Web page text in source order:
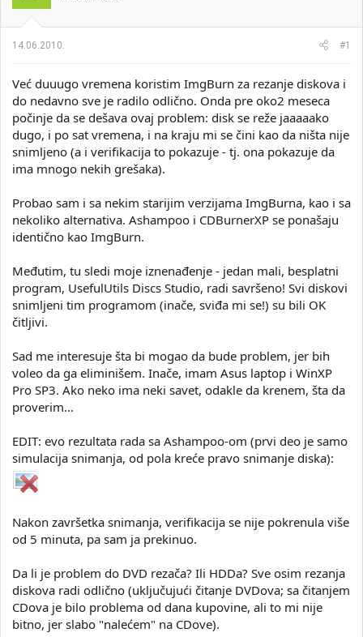
n
i
k
m
e
o
t
a
a
14.06.2010. #1
Već duuugo vremena koristim ImgBurn za rezanje diskova i
do nedavno sve je radilo odlično. Onda pre oko2 meseca
počinje da se dešava ovaj problem: disk se reže jaaaaako
dugo, i po sat vremena, i na kraju mi se čini kao da ništa nije
snimljeno (a i verifikacija to pokazuje - tj. ona pokazuje da
ima mnogo nekih grešaka).
Probao sam i sa nekim starijim verzijama ImgBurna, kao i sa
nekoliko alternativa. Ashampoo i CDBurnerXP se ponašaju
identično kao ImgBurn.
Međutim, tu sledi moje iznenađenje - jedan mali, besplatni
program, UsefulUtils Discs Studio, radi savršeno! Svi diskovi
snimljeni tim programom (inače, sviđa mi se!) su bili OK
čitljivi.
Sad me interesuje šta bi mogao da bude problem, jer bih
voleo da ga eliminišem. Inače, imam Asus laptop i WinXP
Pro SP3. Ako neko ima neki savet, odakle da krenem, šta da
proverim...
EDIT: evo rezultata rada sa Ashampoo-om (prvi deo je samo
simulacija snimanja, od pola kreće pravo snimanje diska):
Nakon završetka snimanja, verifikacija se nije pokrenula više
od 5 minuta, pa sam ja prekinuo.
Da li je problem do DVD rezača? Ili HDDa? Sve osim rezanja
diskova radi odlično (uključujući čitanje DVDova; sa čitanjem
CDova je bilo problema od dana kupovine, ali to mi nije
bitno, jer slabo "nalećem" na CDove).